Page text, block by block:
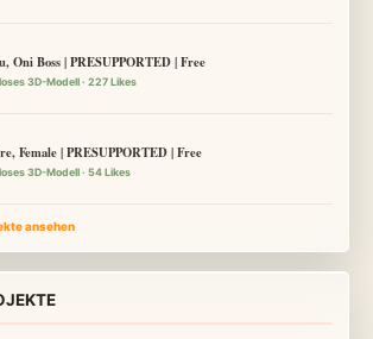
Oni Boss | PRESUPPORTED | Free
3D-Modell · 227 Likes
Female | PRESUPPORTED | Free
3D-Modell · 54 Likes
ansehen